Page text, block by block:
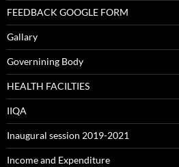
FEEDBACK GOOGLE FORM
Gallary
Governining Body
HEALTH FACILTIES
IIQA
Inaugural session 2019-2021
Income and Expenditure